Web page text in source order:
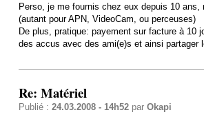
Perso, je me fournis chez eux depuis 10 ans,
(autant pour APN, VideoCam, ou perceuses)
De plus, pratique: payement sur facture à 10
des accus avec des ami(e)s et ainsi partager
Re: Matériel
Publié : 24.03.2008 - 14h52par Okapi